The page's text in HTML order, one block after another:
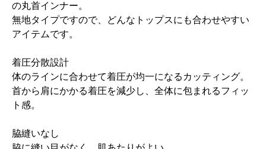
の丸首インナー。
無地タイプですので、どんなトップスにも合わせやすい
アイテムです。
着圧分散設計
体のラインに合わせて着圧が均一になるカッティング。
首から肩にかかる着圧を減少し、全体に包まれるフィッ
ト感。
脇縫いなし